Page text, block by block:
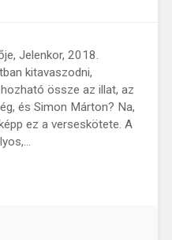
Jelenkor, 2018.
kitavaszodni,
össze az illat, az
és Simon Márton? Na,
ez a verseskötete. A